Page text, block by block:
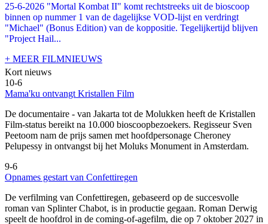
25-6-2026 "Mortal Kombat II" komt rechtstreeks uit de bioscoop
binnen op nummer 1 van de dagelijkse VOD-lijst en verdringt
"Michael" (Bonus Edition) van de koppositie. Tegelijkertijd blijven
"Project Hail...
+ MEER FILMNIEUWS
Kort nieuws
10-6
Mama'ku ontvangt Kristallen Film
De documentaire - van Jakarta tot de Molukken heeft de Kristallen
Film-status bereikt na 10.000 bioscoopbezoekers. Regisseur Sven
Peetoom nam de prijs samen met hoofdpersonage Cheroney
Pelupessy in ontvangst bij het Moluks Monument in Amsterdam.
9-6
Opnames gestart van Confettiregen
De verfilming van Confettiregen, gebaseerd op de succesvolle
roman van Splinter Chabot, is in productie gegaan. Roman Derwig
speelt de hoofdrol in de coming-of-agefilm, die op 7 oktober 2027 in